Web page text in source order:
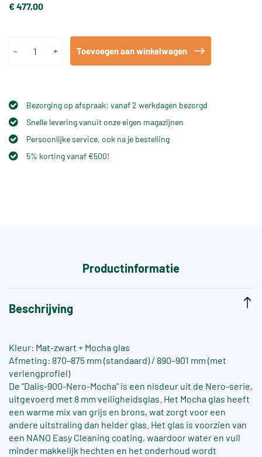
€ 477,00
- + Toevoegen aan winkelwagen
Bezorging op afspraak: vanaf 2 werkdagen bezorgd
Snelle levering vanuit onze eigen magazijnen
Persoonlijke service, ook na je bestelling
5% korting vanaf €500!
Productinformatie
Beschrijving
Kleur: Mat-zwart + Mocha glas
Afmeting: 870–875 mm (standaard) / 890–901 mm (met
verlengprofiel)
De "Dalis-900-Nero-Mocha" is een nisdeur uit de Nero-serie,
uitgevoerd met 8 mm veiligheidsglas. Het Mocha glas heeft
een warme mix van grijs en brons, wat zorgt voor een
andere uitstraling dan helder glas. Het glas is voorzien van
een NANO Easy Cleaning coating, waardoor water en vuil
minder makkelijk hechten en het onderhoud wordt